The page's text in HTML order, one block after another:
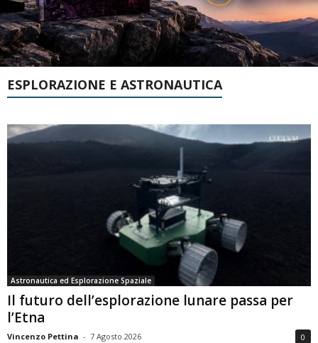
ESPLORAZIONE E ASTRONAUTICA
Astronautica ed Esplorazione Spaziale
Il futuro dell’esplorazione lunare passa per
l’Etna
Vincenzo Pettina - 7 Agosto 2026 0